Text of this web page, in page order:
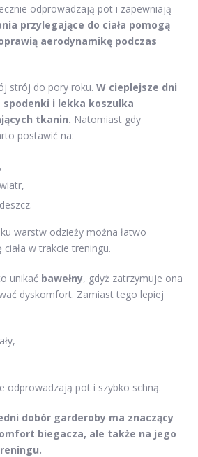
odprowadzają pot i zapewniają
przylegające do ciała pomogą
aerodynamikę podczas
strój do pory roku. W cieplejsze dni
i lekka koszulka
tkanin. Natomiast gdy
postawić na:
warstw odzieży można łatwo
w trakcie treningu.
unikać bawełny, gdyż zatrzymuje ona
dyskomfort. Zamiast tego lepiej
odprowadzają pot i szybko schną.
dobór garderoby ma znaczący
biegacza, ale także na jego